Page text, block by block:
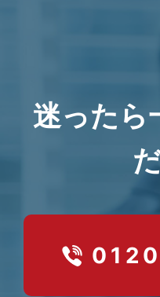
迷ったら